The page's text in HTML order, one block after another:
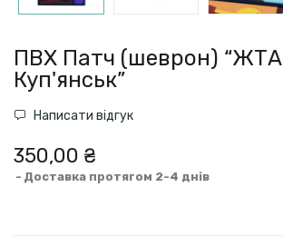
ПВХ Патч (шеврон) “ЖТА
Куп'янськ”
Написати відгук
350,00 ₴
Доставка протягом 2-4 днів